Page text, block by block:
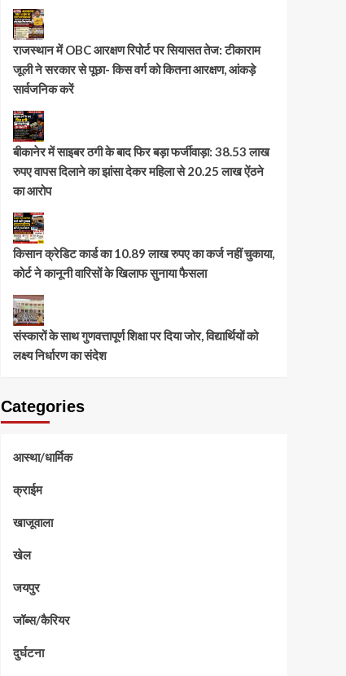
राजस्थान में OBC आरक्षण रिपोर्ट पर सियासत तेज: टीकाराम
जूली ने सरकार से पूछा- किस वर्ग को कितना आरक्षण, आंकड़े
सार्वजनिक करें
बीकानेर में साइबर ठगी के बाद फिर बड़ा फर्जीवाड़ा: 38.53 लाख
रुपए वापस दिलाने का झांसा देकर महिला से 20.25 लाख ऐंठने
का आरोप
किसान क्रेडिट कार्ड का 10.89 लाख रुपए का कर्ज नहीं चुकाया,
कोर्ट ने कानूनी वारिसों के खिलाफ सुनाया फैसला
संस्कारों के साथ गुणवत्तापूर्ण शिक्षा पर दिया जोर, विद्यार्थियों को
लक्ष्य निर्धारण का संदेश
Categories
आस्था/धार्मिक
क्राईम
खाजूवाला
खेल
जयपुर
जॉब्स/कैरियर
दुर्घटना